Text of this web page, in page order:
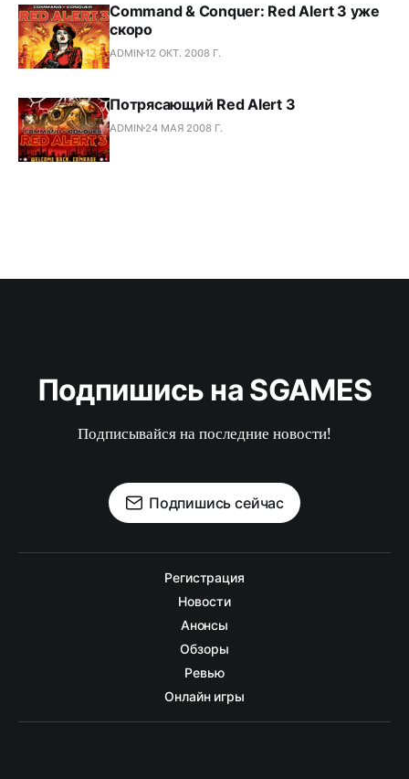
Command & Conquer: Red Alert 3 уже
скоро
ADMIN12 ОКТ. 2008 Г.
Потрясающий Red Alert 3
ADMIN 24 МАЯ 2008 Г.
Подпишись на SGAMES
Подписывайся на последние новости!
Подпишись сейчас
Регистрация
Новости
Анонсы
Обзоры
Ревью
Онлайн игры